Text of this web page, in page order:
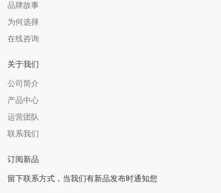
品牌故事
为何选择
在线咨询
关于我们
公司简介
产品中心
运营团队
联系我们
订阅新品
留下联系方式，当我们有新品发布时通知您